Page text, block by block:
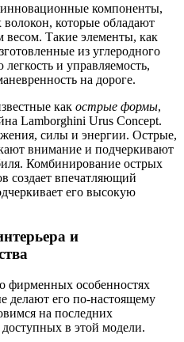
инновационные компоненты,
которые обладают
Такие элементы, как
из углеродного
и управляемость,
на дороге.
как острые формы,
Lamborghini Urus Concept.
силы и энергии. Острые,
внимание и подчеркивают
Комбинирование острых
создает впечатляющий
его высокую
и
фирменных особенностях
делают его по-настоящему
на последних
в этой модели.